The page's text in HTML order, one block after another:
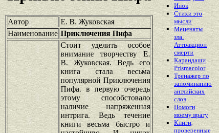
Автор
Е. В. Жуковская
Наименование Приключения Пифа
Стоит уделить особое
внимание творчеству Е.
В. Жуковская. Ведь его
книга стала весьма
популярной Приключения
Пифа. в первую очередь
этому способстовало
наличие напряженная
интрига. Ведь течение
книги весьма быстро и
Инок
Стихи это
мысли
Меценаты
зла.
Аттракцион
смерти
Карандаши
Prismacolor
Тренажер по
запоминанию
английских
слов
Помоги
моему врагу
Книги,
проверенные